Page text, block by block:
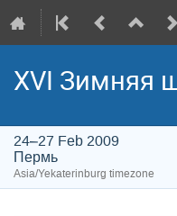
XVI Зимняя
24–27 Feb 2009
Пермь
Asia/Yekaterinburg timezone